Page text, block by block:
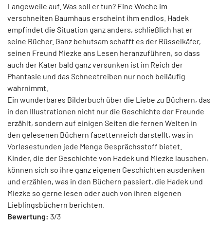
Langeweile auf. Was soll er tun? Eine Woche im
verschneiten Baumhaus erscheint ihm endlos. Hadek
empfindet die Situation ganz anders, schließlich hat er
seine Bücher. Ganz behutsam schafft es der Rüsselkäfer,
seinen Freund Miezke ans Lesen heranzuführen, so dass
auch der Kater bald ganz versunken ist im Reich der
Phantasie und das Schneetreiben nur noch beiläufig
wahrnimmt.
Ein wunderbares Bilderbuch über die Liebe zu Büchern, das
in den Illustrationen nicht nur die Geschichte der Freunde
erzählt, sondern auf einigen Seiten die fernen Welten in
den gelesenen Büchern facettenreich darstellt, was in
Vorlesestunden jede Menge Gesprächsstoff bietet.
Kinder, die der Geschichte von Hadek und Miezke lauschen,
können sich so ihre ganz eigenen Geschichten ausdenken
und erzählen, was in den Büchern passiert, die Hadek und
Miezke so gerne lesen oder auch von ihren eigenen
Lieblingsbüchern berichten.
Bewertung: 3/3